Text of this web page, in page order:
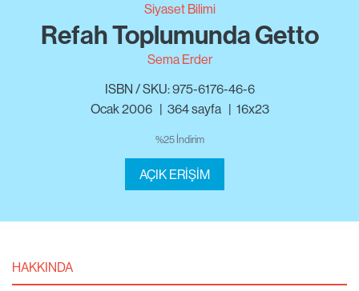
Siyaset Bilimi
Refah Toplumunda Getto
Sema Erder
ISBN / SKU: 975-6176-46-6
Ocak 2006 | 364sayfa | 16x23
%25 İndirim
AÇIK ERİŞİM
HAKKINDA